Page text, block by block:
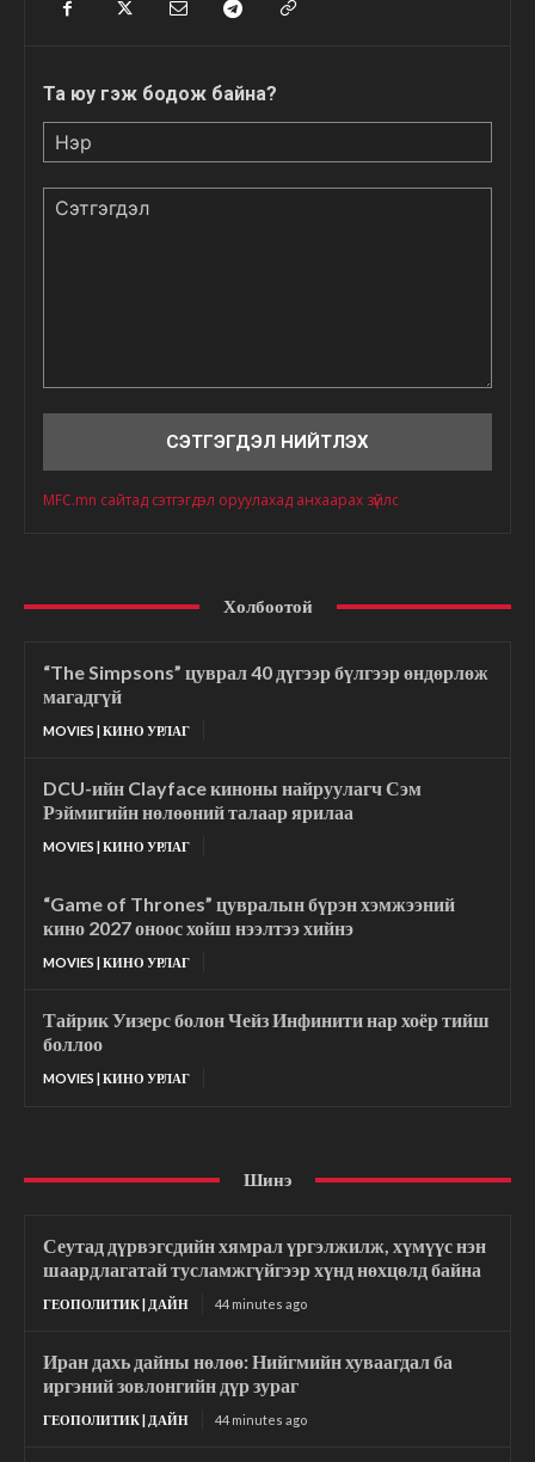
Та юу гэж бодож байна?
MFC.mn сайтад сэтгэгдэл оруулахад анхаарах зүйлс
Холбоотой
“The Simpsons” цуврал 40 дүгээр бүлгээр өндөрлөж
магадгүй
MOVIES | КИНО УРЛАГ
DCU-ийн Clayface киноны найруулагч Сэм
Рэймигийн нөлөөний талаар ярилаа
MOVIES | КИНО УРЛАГ
“Game of Thrones” цувралын бүрэн хэмжээний
кино 2027 оноос хойш нээлтээ хийнэ
MOVIES | КИНО УРЛАГ
Тайрик Уизерс болон Чейз Инфинити нар хоёр тийш
боллоо
MOVIES | КИНО УРЛАГ
Шинэ
Сеутад дүрвэгсдийн хямрал үргэлжилж, хүмүүс нэн
шаардлагатай тусламжгүйгээр хүнд нөхцөлд байна
ГЕОПОЛИТИК | ДАЙН 44 minutes ago
Иран дахь дайны нөлөө: Нийгмийн хуваагдал ба
иргэний зовлонгийн дүр зураг
ГЕОПОЛИТИК | ДАЙН 44 minutes ago